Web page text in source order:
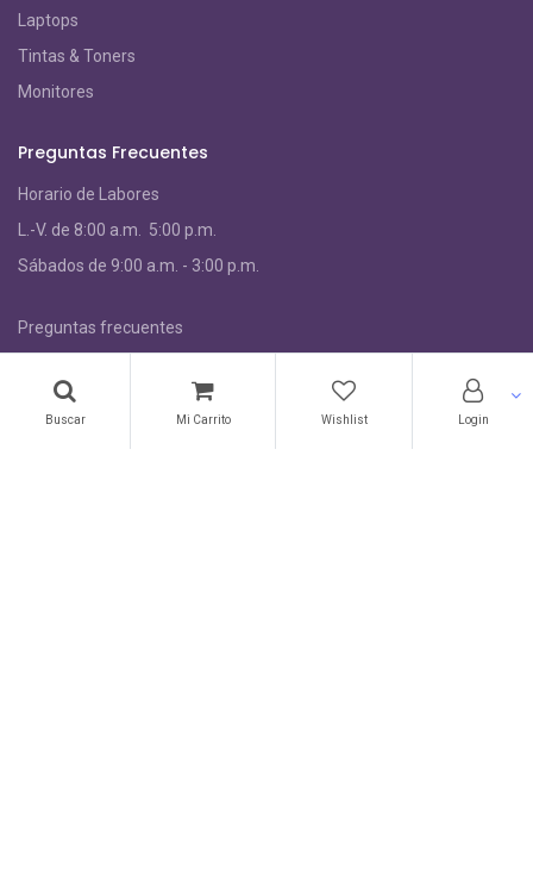
Buscar Mi Carrito Wishlist Login
Laptops
Tintas & Toners
Monitores
Preguntas Frecuentes
Horario de Labores
L.-V. de 8:00 a.m. 5:00 p.m.
Sábados de 9:00 a.m. - 3:00 p.m.
Preguntas frecuentes
Acerca de nosotros
Garantías